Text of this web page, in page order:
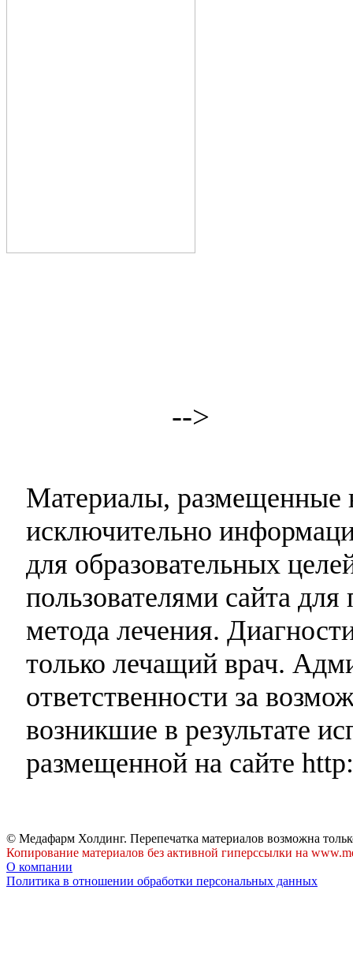
-->
Материалы, размещенные
исключительно
для образовательных
пользователями сайта
метода лечения.
только лечащий врач.
ответственности за
возникшие в результате
размещенной на сайте
© Медафарм Холдинг. Перепечатка материалов возможна
Копирование материалов без активной гиперссылки на
О компании
Политика в отношении обработки персональных данных